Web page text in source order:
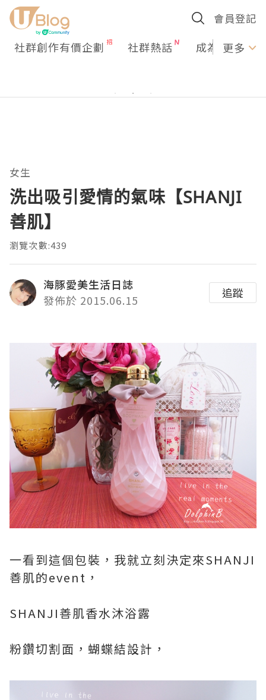
會員登記
社群創作有價企劃 社群熱話 成為U更多
女生
洗出吸引愛情的氣味【SHANJI
善肌】
瀏覽次數:439
海豚愛美生活日誌
發佈於 2015.06.15
追蹤
一看到這個包裝，我就立刻決定來SHANJI
善肌的event，
SHANJI善肌香水沐浴露
粉鑽切割面，蝴蝶結設計，